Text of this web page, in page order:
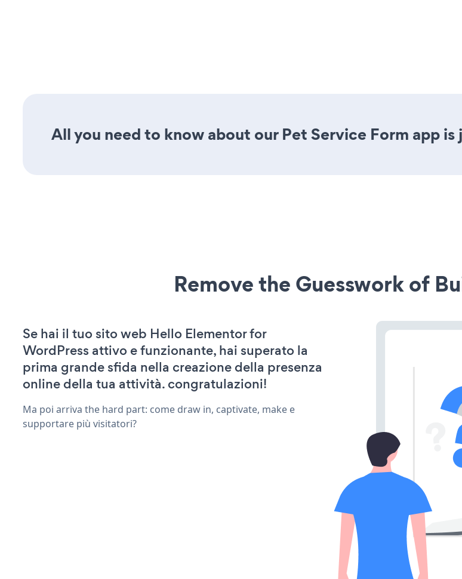
All you need to know about our Pet Service Form app is
Remove the Guesswork of
Se hai il tuo sito web Hello Elementor for
WordPress attivo e funzionante, hai superato la
prima grande sfida nella creazione della presenza
online della tua attività. congratulazioni!
Ma poi arriva the hard part: come draw in, captivate, make e
supportare più visitatori?